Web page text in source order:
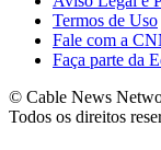
Termos de Uso
Fale com a
Faça parte da
© Cable News
Todos os direitos